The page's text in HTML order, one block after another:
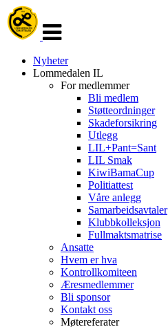
navigasjon
Nyheter
Lommedalen IL
For medlemmer
Bli medlem
Støtteordninger
Skadeforsikring
Utlegg
LIL+Pant=Sant
LIL Smak
KiwiBamaCup
Politiattest
Våre anlegg
Samarbeidsavtaler
Klubbkolleksjon
Fullmaktsmatrise
Ansatte
Hvem er hva
Kontrollkomiteen
Æresmedlemmer
Bli sponsor
Kontakt oss
Møtereferater